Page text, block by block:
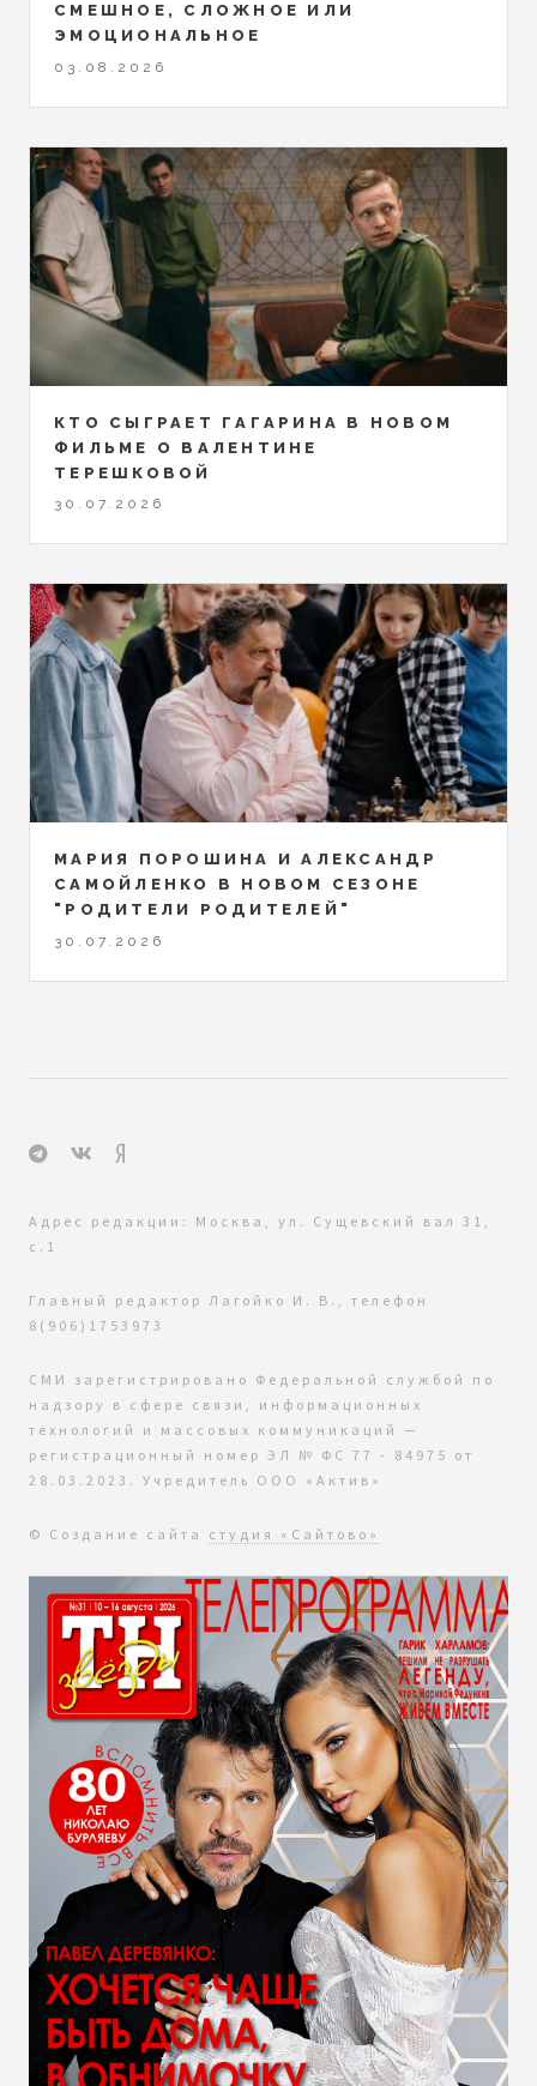
СМЕШНОЕ, СЛОЖНОЕ ИЛИ
ЭМОЦИОНАЛЬНОЕ
03.08.2026
КТО СЫГРАЕТ ГАГАРИНА В НОВОМ
ФИЛЬМЕ О ВАЛЕНТИНЕ
ТЕРЕШКОВОЙ
30.07.2026
МАРИЯ ПОРОШИНА И АЛЕКСАНДР
САМОЙЛЕНКО В НОВОМ СЕЗОНЕ
"РОДИТЕЛИ РОДИТЕЛЕЙ"
30.07.2026
Адрес редакции: Москва, ул. Сущевский вал 31,
с.1
Главный редактор Лагойко И. В., телефон
8(906)1753973
СМИ зарегистрировано Федеральной службой по
надзору в сфере связи, информационных
технологий и массовых коммуникаций —
регистрационный номер ЭЛ № ФС 77 - 84975 от
28.03.2023. Учредитель ООО «Актив»
© Создание сайта студия «Сайтово»